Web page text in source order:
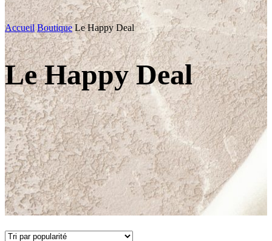
Accueil Boutique Le Happy Deal
Le Happy Deal